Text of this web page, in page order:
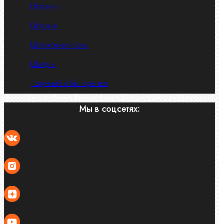
Шплинты
Шпонки
Шпоночная сталь
Штифты
Латунный и бр. крепеж
Мы в соцсетях: